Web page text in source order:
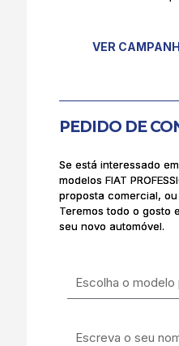
VER
PEDIDO DE
Se está interessado
modelos FIAT
proposta comercial,
Teremos todo o gosto
seu novo automóvel.